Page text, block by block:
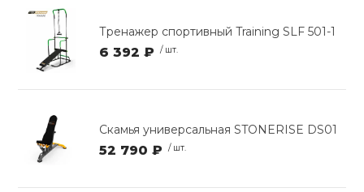
Тренажер спортивный Training SLF 501-1
6 392 ₽ / шт.
Скамья универсальная STONERISE DS01
52 790 ₽ / шт.